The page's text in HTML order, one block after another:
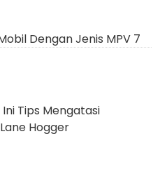
Dengan Jenis MPV 7
Ini Tips Mengatasi
Hogger